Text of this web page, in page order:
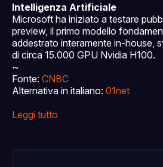
Intelligenza Artificiale
Microsoft ha iniziato a testare
preview, il primo modello
addestrato interamente in-house,
di circa 15.000 GPU Nvidia H100.
~
Fonte: CNBC
Alternativa in italiano: 01net
Leggi tutto